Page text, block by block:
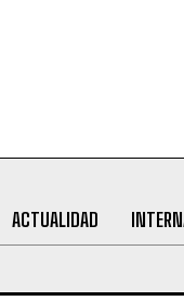
ACTUALIDAD